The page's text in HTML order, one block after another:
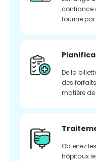
confiance
fournie
De la
des
matière
Obtenez
hôpitaux